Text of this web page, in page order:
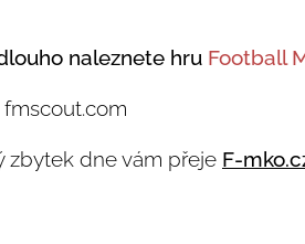
naleznete hru Football
fmscout.com
zbytek dne vám přeje F-